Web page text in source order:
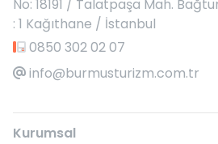
No: 18191 / Talatpaşa Mah.
: 1 Kağıthane / İstanbul
0850 302 02 07
info@burmusturizm.com.tr
Kurumsal